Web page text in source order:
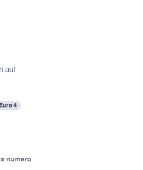
aut
Euro 4
numero